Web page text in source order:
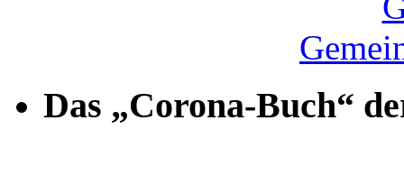
Das „Corona-Buch“